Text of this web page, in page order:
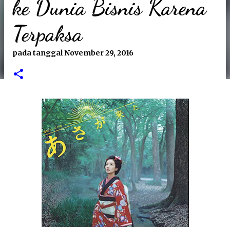
ke Dunia Bisnis Karena
Terpaksa
pada tanggalNovember 29, 2016